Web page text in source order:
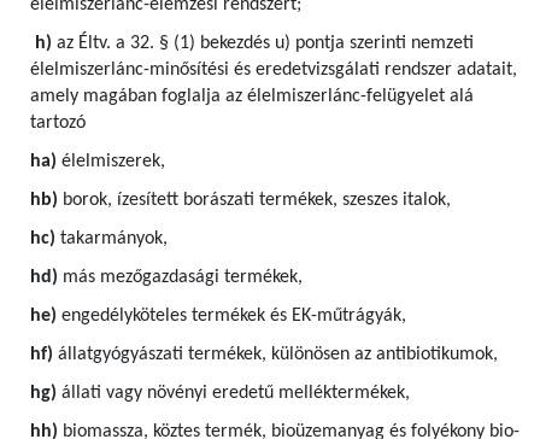
élelmiszerlánc-elemzési rendszert;
h) az Éltv. a 32. § (1) bekezdés u) pontja szerinti nemzeti
élelmiszerlánc-minősítési és eredetvizsgálati rendszer adatait,
amely magában foglalja az élelmiszerlánc-felügyelet alá
tartozó
ha) élelmiszerek,
hb) borok, ízesített borászati termékek, szeszes italok,
hc) takarmányok,
hd) más mezőgazdasági termékek,
he) engedélyköteles termékek és EK-műtrágyák,
hf) állatgyógyászati termékek, különösen az antibiotikumok,
hg) állati vagy növényi eredetű melléktermékek,
hh) biomassza, köztes termék, bioüzemanyag és folyékony bio-